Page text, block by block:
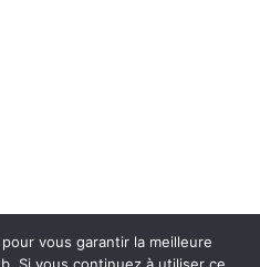
vous garantir la meilleure